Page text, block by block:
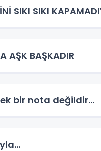
SIKI SIKI
AŞK BAŞKADIR
bir nota değildir…